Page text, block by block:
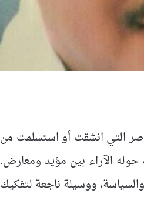
التي انشقت أو استسلمت من
حوله الآراء بين مؤيد ومعارض.
ووسيلة ناجعة لتفكيك